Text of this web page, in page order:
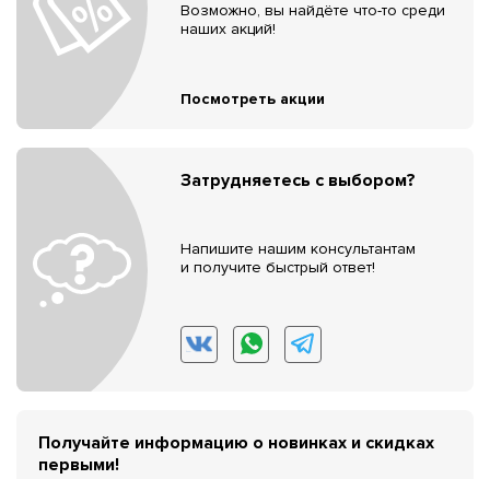
Возможно, вы найдёте что-то среди
наших акций!
Посмотреть акции
Затрудняетесь с выбором?
Напишите нашим консультантам
и получите быстрый ответ!
Получайте информацию о новинках и скидках
первыми!